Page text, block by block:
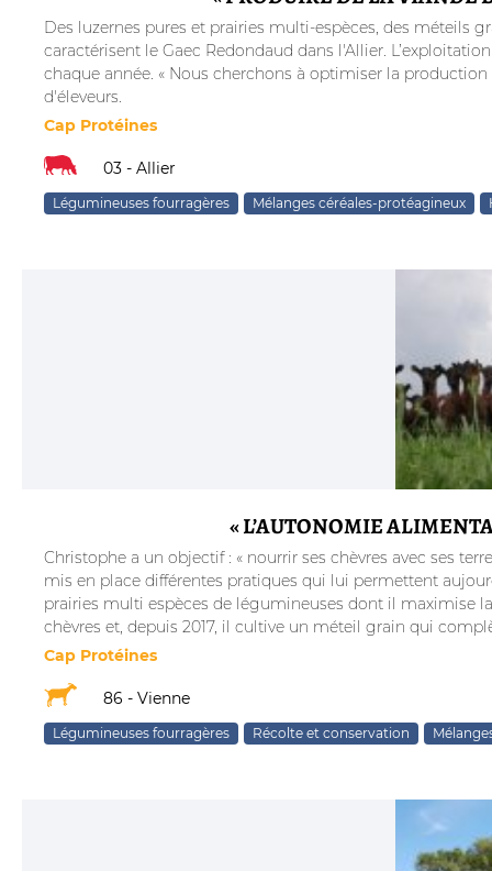
Des luzernes pures et prairies multi-espèces, des méteils
caractérisent le Gaec Redondaud dans l'Allier.
chaque année. « Nous cherchons à optimiser la
d'éleveurs.
Cap Protéines
03 - Allier
Légumineuses fourragères Mélanges céréales-protéagineux
« L’AUTONOMIE
Christophe a un objectif : « nourrir ses chèvres avec ses
mis en place différentes pratiques qui lui permettent
prairies multi espèces de légumineuses dont il maximise
chèvres et, depuis 2017, il cultive un méteil grain qui
Cap Protéines
86 - Vienne
Légumineuses fourragères Récolte et conservation